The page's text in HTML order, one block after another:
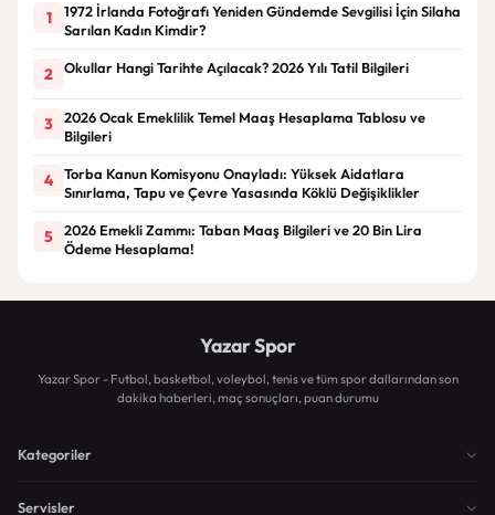
1
1972 İrlanda Fotoğrafı Yeniden Gündemde Sevgilisi İçin Silaha
Sarılan Kadın Kimdir?
2 Okullar Hangi Tarihte Açılacak? 2026 Yılı Tatil Bilgileri
3
2026 Ocak Emeklilik Temel Maaş Hesaplama Tablosu ve
Bilgileri
4
Torba Kanun Komisyonu Onayladı: Yüksek Aidatlara
Sınırlama, Tapu ve Çevre Yasasında Köklü Değişiklikler
5
2026 Emekli Zammı: Taban Maaş Bilgileri ve 20 Bin Lira
Ödeme Hesaplama!
Yazar Spor
Yazar Spor - Futbol, basketbol, voleybol, tenis ve tüm spor dallarından son
dakika haberleri, maç sonuçları, puan durumu
Kategoriler
Servisler